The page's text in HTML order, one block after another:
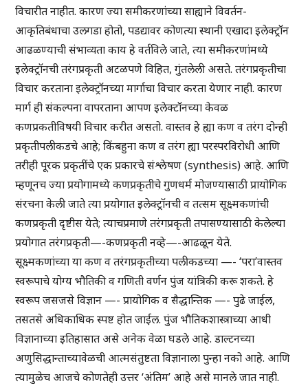
विचारीत नाहीत. कारण ज्या समीकरणांच्या साह्याने विवर्तन-
आकृतिबंधाचा उलगडा होतो, पडद्यावर कोणत्या स्थानी एखादा इलेक्ट्रॉन
आढळण्याची संभाव्यता काय हे वर्तविले जाते, त्या समीकरणांमध्ये
इलेक्ट्रॉनची तरंगप्रकृती अटळपणे विहित, गुंतलेली असते. तरंगप्रकृतीचा
विचार करताना इलेक्ट्रॉनच्या मार्गाचा विचार करता येणार नाही. कारण
मार्ग ही संकल्पना वापरताना आपण इलेक्टॉनच्या केवळ
कणप्रकतीविषयी विचार करीत असतो. वास्तव हे ह्या कण व तरंग दोन्ही
प्रकृतीपलीकडचे आहे; किंबहुना कण व तरंग ह्या परस्परविरोधी आणि
तरीही पूरक प्रकृतींचे एक प्रकारचे संश्लेषण (synthesis) आहे. आणि
म्हणूनच ज्या प्रयोगामध्ये कणप्रकृतीचे गुणधर्म मोजण्यासाठी प्रायोगिक
संरचना केली जाते त्या प्रयोगात इलेक्ट्रॉनची व तत्सम सूक्ष्मकणांची
कणप्रकृती दृष्टीस येते; त्याचप्रमाणे तरंगप्रकृती तपासण्यासाठी केलेल्या
प्रयोगात तरंगप्रकृती—-कणप्रकृती नव्हे—-आढळून येते.
सूक्ष्मकणांच्या या कण व तरंगप्रकृतीच्या पलीकडच्या —- ‘परा’वास्तव
स्वरूपाचे योग्य भौतिकी व गणिती वर्णन पुंज यांत्रिकी करू शकते. हे
स्वरूप जसजसे विज्ञान —- प्रायोगिक व सैद्धान्तिक —- पुढे जाईल,
तसतसे अधिकाधिक स्पष्ट होत जाईल. पुंज भौतिकशास्त्राच्या आधी
विज्ञानाच्या इतिहासात असे अनेक वेळा घडले आहे. डाल्टनच्या
अणुसिद्धान्ताच्यावेळची आत्मसंतुष्टता विज्ञानाला पुन्हा नको आहे. आणि
त्यामुळेच आजचे कोणतेही उत्तर ‘अंतिम’ आहे असे मानले जात नाही.